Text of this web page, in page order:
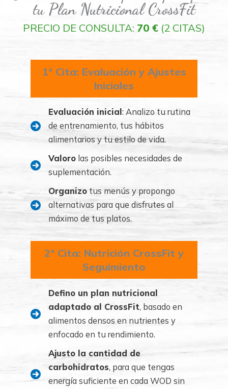
tu Plan Nutricional CrossFit
PRECIO DE CONSULTA: 70 € (2 CITAS)
1ª Cita: Evaluación y Ajustes
Iniciales
Evaluación inicial : Analizo tu rutina
de entrenamiento, tus hábitos
alimentarios y tu estilo de vida.
Valoro las posibles necesidades de
suplementación.
Organizo tus menús y propongo
alternativas para que disfrutes al
máximo de tus platos.
2ª Cita: Nutrición CrossFit y
Seguimiento
Defino un plan nutricional
adaptado al CrossFit, basado en
alimentos densos en nutrientes y
enfocado en tu rendimiento.
Ajusto la cantidad de
carbohidratos, para que tengas
energía suficiente en cada WOD sin